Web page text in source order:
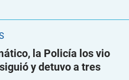
la Policía los vio
y detuvo a tres